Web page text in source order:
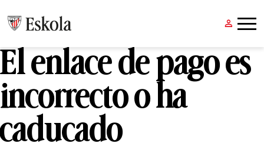
 
El enlace de pago es
incorrecto o ha
caducado